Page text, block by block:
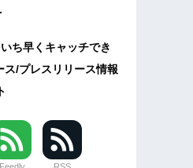
ち早くキャッチでき
ス/プレスリリース情報
Feedly RSS